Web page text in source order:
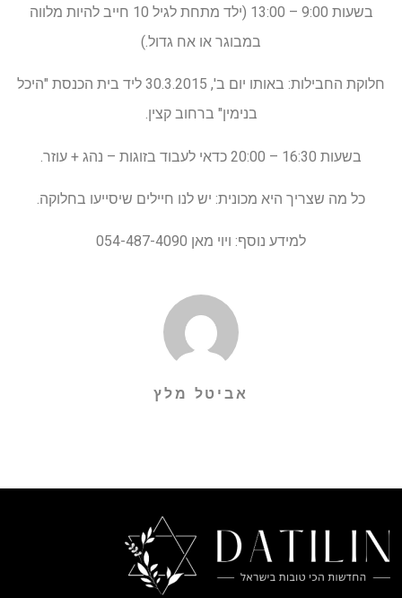
בשעות 9:00 – 13:00 (ילד מתחת לגיל 10 חייב להיות מלווה
במבוגר או אח גדול.)
חלוקת החבילות: באותו יום ב', 30.3.2015 ליד בית הכנסת "היכל
בנימין" ברחוב קצין.
בשעות 16:30 – 20:00 כדאי לעבוד בזוגות – נהג + עוזר.
כל מה שצריך היא מכונית: יש לנו חיילים שיסייעו בחלוקה.
למידע נוסף: ויוי מאן 054-487-4090
אביטל מלץ